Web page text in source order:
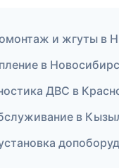
и жгуты в
в
ДВС в
в